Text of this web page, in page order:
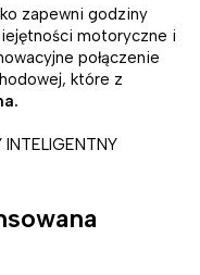
zapewni godziny
motoryczne i
połączenie
które z